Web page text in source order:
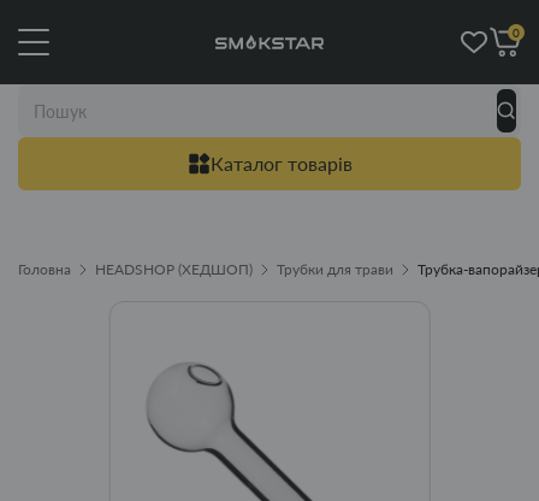
Каталог товарів
0
Головна HEADSHOP (ХЕДШОП) Трубки для трави Трубка-